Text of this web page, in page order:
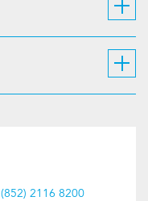
(852) 2116 8200